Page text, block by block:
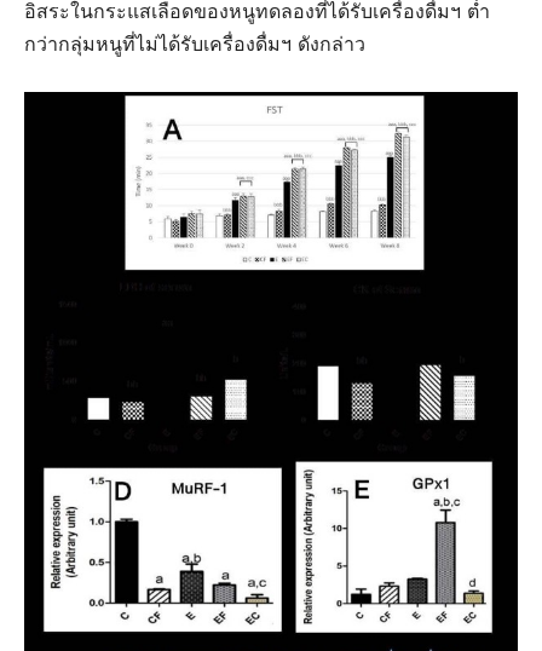
อิสระในกระแสเลือดของหนูทดลองที่ได้รับเครื่องดื่มฯ ต่ำ
กว่ากลุ่มหนูที่ไม่ได้รับเครื่องดื่มฯ ดังกล่าว